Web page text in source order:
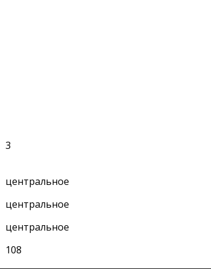
3
центральное
центральное
центральное
108